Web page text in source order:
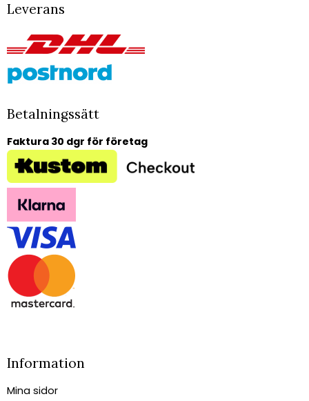
Leverans
Betalningssätt
Faktura 30 dgr för företag
Information
Mina sidor